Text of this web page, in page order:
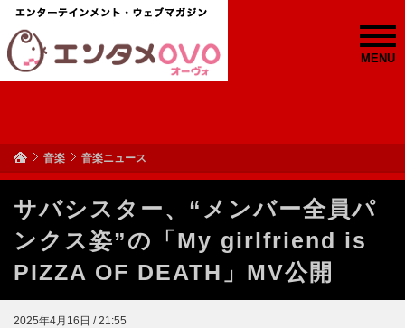
MENU
音楽 音楽ニュース
サバシスター、“メンバー全員パ
ンクス姿”の「My girlfriend is
PIZZA OF DEATH」MV公開
2025年4月16日 / 21:55